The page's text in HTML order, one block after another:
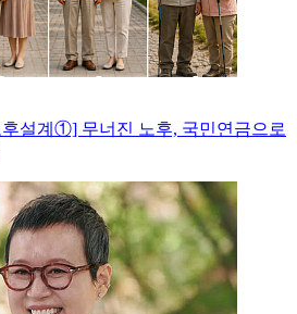
설계①] 무너진 노후, 국민연금으로